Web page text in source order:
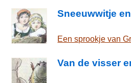
Sneeuwwitje
Een sprookje van
Van de visser